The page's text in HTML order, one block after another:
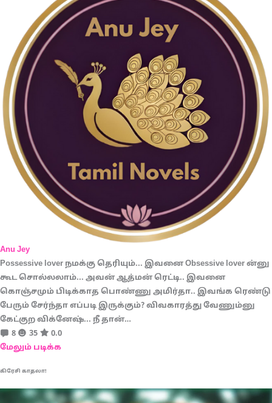
Anu Jey
Possessive lover நமக்கு தெரியும்... இவனை Obsessive lover ன்னு
கூட சொல்லலாம்... அவன் ஆத்மன் ரெட்டி.. இவனை
கொஞ்சமும் பிடிக்காத பொண்ணு அமிர்தா.. இவங்க ரெண்டு
பேரும் சேர்ந்தா எப்படி இருக்கும்? விவகாரத்து வேணும்னு
கேட்குற விக்னேஷ்... நீ தான்…
8
35
0.0
மேலும் படிக்க
கிரேசி காதலா!